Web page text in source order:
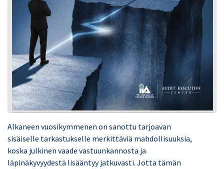
Alkaneen vuosikymmenen on sanottu tarjoavan
sisäiselle tarkastukselle merkittäviä mahdollisuuksia,
koska julkinen vaade vastuunkannosta ja
läpinäkyvyydestä lisääntyy jatkuvasti. Jotta tämän